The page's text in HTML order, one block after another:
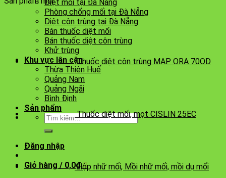
Diệt mối tại Đà Nẵng
Phòng chống mối tại Đà Nẵng
Diệt côn trùng tại Đà Nẵng
Bán thuốc diệt mối
Bán thuốc diệt côn trùng
Khử trùng
Khu vực lân cận
Thừa Thiên Huế
Quảng Nam
Quảng Ngãi
Bình Định
Sản phẩm
Tìm
kiếm:
Đăng nhập
Giỏ hàng / 0,0₫ 0
Thuốc diệt côn trùng MAP ORA 70OD
Thuốc diệt mối, mọt CISLIN 25EC
Hộp nhữ mối, Mồi nhữ mối, mồi dụ mối